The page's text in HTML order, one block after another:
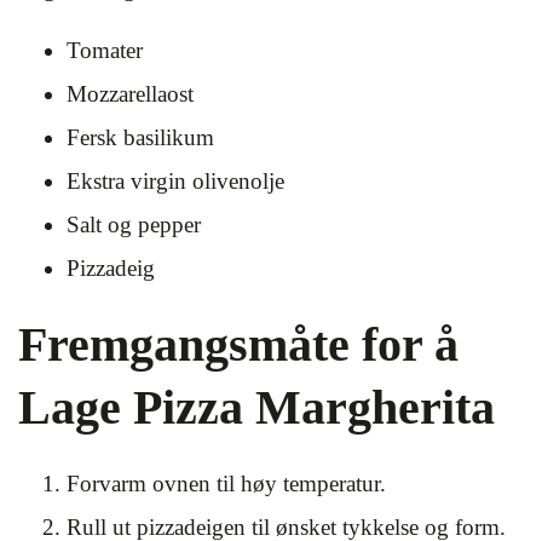
Tomater
Mozzarellaost
Fersk basilikum
Ekstra virgin olivenolje
Salt og pepper
Pizzadeig
Fremgangsmåte for å
Lage Pizza Margherita
Forvarm ovnen til høy temperatur.
Rull ut pizzadeigen til ønsket tykkelse og form.